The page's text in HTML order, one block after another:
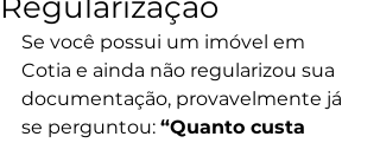
Se você possui um imóvel em
Cotia e ainda não regularizou sua
documentação, provavelmente já
se perguntou: “Quanto custa